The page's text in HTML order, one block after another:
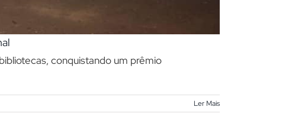
conquistando um prêmio
Ler Mais